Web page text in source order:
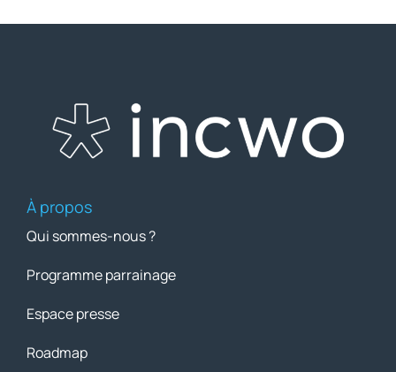
À propos
Qui sommes-nous ?
Programme parrainage
Espace presse
Roadmap